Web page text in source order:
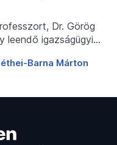
Dr. Görög
leendő igazságügyi…
Barna Márton